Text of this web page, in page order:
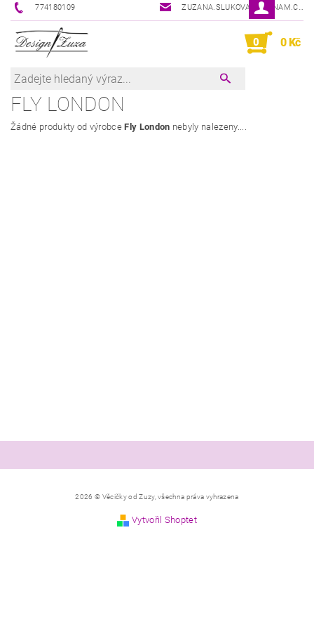
774180109 ZUZANA.SLUKOVA@SEZNAM.CZ
0 0 Kč
FLY LONDON
Žádné produkty od výrobceFly London nebyly nalezeny....
2026 © Věcičky od Zuzy, všechna práva vyhrazena
Vytvořil Shoptet